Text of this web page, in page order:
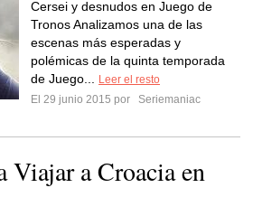
Cersei y desnudos en Juego de
Tronos Analizamos una de las
escenas más esperadas y
polémicas de la quinta temporada
de Juego...
Leer el resto
El 29 junio 2015 por
Seriemaniac
Viajar a Croacia en